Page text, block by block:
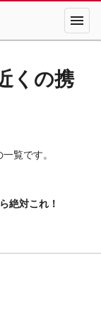
menu
くの携
覧です。
絶対これ！